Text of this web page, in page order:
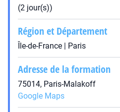
(2 jour(s))
Région et Département
Île-de-France | Paris
Adresse de la formation
75014, Paris-Malakoff
Google Maps